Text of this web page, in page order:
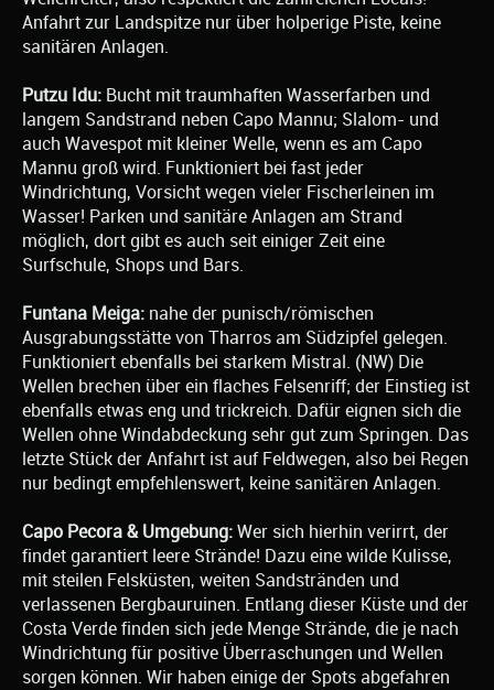
Anfahrt zur Landspitze nur über holperige Piste, keine
sanitären Anlagen.
Putzu Idu: Bucht mit traumhaften Wasserfarben und
langem Sandstrand neben Capo Mannu; Slalom- und
auch Wavespot mit kleiner Welle, wenn es am Capo
Mannu groß wird. Funktioniert bei fast jeder
Windrichtung, Vorsicht wegen vieler Fischerleinen im
Wasser! Parken und sanitäre Anlagen am Strand
möglich, dort gibt es auch seit einiger Zeit eine
Surfschule, Shops und Bars.
Funtana Meiga: nahe der punisch/römischen
Ausgrabungsstätte von Tharros am Südzipfel gelegen.
Funktioniert ebenfalls bei starkem Mistral. (NW) Die
Wellen brechen über ein flaches Felsenriff; der Einstieg ist
ebenfalls etwas eng und trickreich. Dafür eignen sich die
Wellen ohne Windabdeckung sehr gut zum Springen. Das
letzte Stück der Anfahrt ist auf Feldwegen, also bei Regen
nur bedingt empfehlenswert, keine sanitären Anlagen.
Capo Pecora & Umgebung: Wer sich hierhin verirrt, der
findet garantiert leere Strände! Dazu eine wilde Kulisse,
mit steilen Felsküsten, weiten Sandstränden und
verlassenen Bergbauruinen. Entlang dieser Küste und der
Costa Verde finden sich jede Menge Strände, die je nach
Windrichtung für positive Überraschungen und Wellen
sorgen können. Wir haben einige der Spots abgefahren